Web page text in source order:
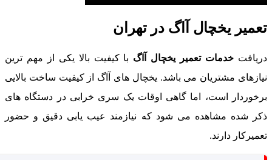
یخچال آاگ در تهران
خدمات تعمیر یخچال آاگبا کیفیت بالا یکی از مهم ترین
مشتریان می باشد. یخچال های آاگ از کیفیت ساخت بالایی
است، اما گاهی اوقات یک سری خرابی در دستگاه های
شده مشاهده می شود که نیازمند عیب یابی دقیق و حضور
دارند.